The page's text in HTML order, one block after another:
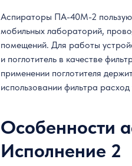
Аспираторы ПА-40М-2
мобильных лабораторий,
помещений. Для работы
и поглотитель в качестве
применении поглотителя
использовании фильтра
Особенности
Исполнение 2